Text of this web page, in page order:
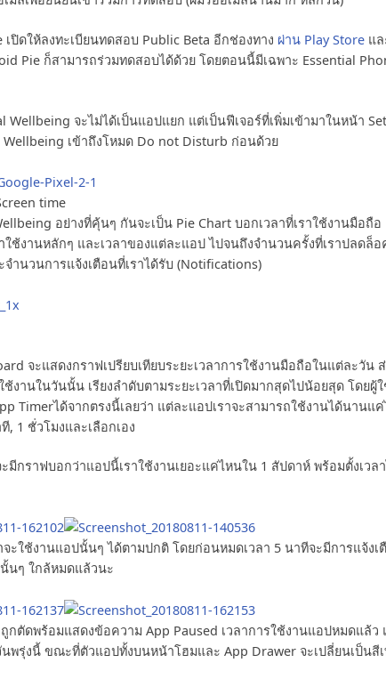
ปิดให้ลงทะเบียนทดสอบ Public Beta อีกช่องทาง ผ่าน Play Store แล
Pie ก็สามารถร่วมทดสอบได้ด้วย โดยตอนนี้มีเฉพาะ Essential
Wellbeing จะไม่ได้เป็นแอปแยก แต่เป็นฟีเจอร์ที่เพิ่มเข้ามาในหน้า
เข้าถึงโหมด Do not Disturb ก่อนด้วย
time
อย่างที่คุ้นๆ กันจะเป็น Pie Chart บอกเวลาที่เราใช้งานมือถือ
ใช้งานหลักๆ และเวลาของแต่ละแอป ไปจนถึงจำนวนครั้งที่เราปลดล็อ
ำนวนการแจ้งเตือนที่เราได้รับ (Notifications)
จะแสดงกราฟเปรียบเทียบระยะเวลาการใช้งานมือถือในแต่ละวัน
ช้งานในวันนั้น เรียงลำดับตามระยะเวลาที่เปิดมากสุดไปน้อยสุด โดยผู้
Timerได้จากตรงนี้เลยว่า แต่ละแอปเราจะสามารถใช้งานได้นานแ
, 1 ชั่วโมงและเลือกเอง
มีกราฟบอกว่าแอปนี้เราใช้งานเยอะแค่ไหนใน 1 สัปดาห์ พร้อมตั้งเวล
จะใช้งานแอปนั้นๆ ได้ตามปกติ โดยก่อนหมดเวลา 5 นาทีจะมีการแจ้งเ
นๆ ใกล้หมดแล้วนะ
กตัดพร้อมแสดงข้อความ App Paused เวลาการใช้งานแอปหมดแล้ว
พรุ่งนี้ ขณะที่ตัวแอปทั้งบนหน้าโฮมและ App Drawer จะเปลี่ยนเป็นสี